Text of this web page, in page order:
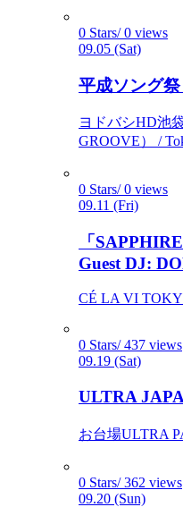
0 Stars/ 0 views
09.05 (Sat)
平成ソング祭
ヨドバシHD池
GROOVE） /
0 Stars/ 0 views
09.11 (Fri)
「
Guest DJ:
CÉ LA VI
0 Stars/ 437 views
09.19 (Sat)
ULTRA
お台場ULTRA
0 Stars/ 362 views
09.20 (Sun)